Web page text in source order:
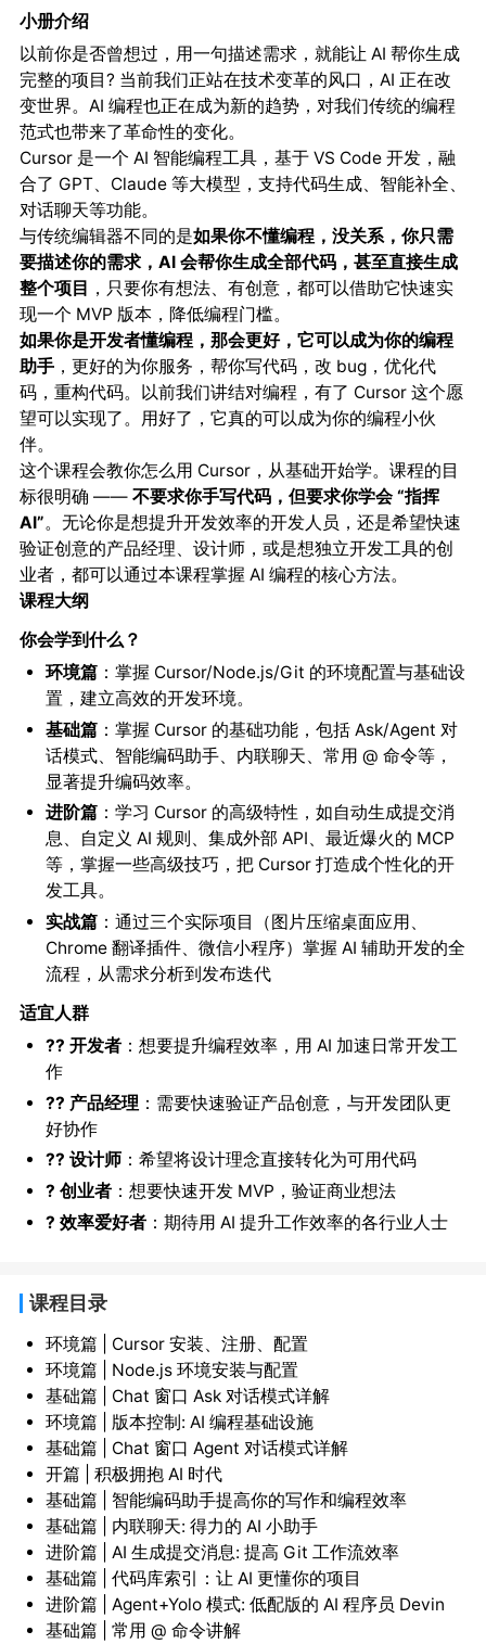
小册介绍
以前你是否曾想过，用一句描述需求，就能让 AI 帮你生成
完整的项目? 当前我们正站在技术变革的风口，AI 正在改
变世界。AI 编程也正在成为新的趋势，对我们传统的编程
范式也带来了革命性的变化。
Cursor 是一个 AI 智能编程工具，基于 VS Code 开发，融
合了 GPT、Claude 等大模型，支持代码生成、智能补全、
对话聊天等功能。
与传统编辑器不同的是如果你不懂编程，没关系，你只需
要描述你的需求，AI 会帮你生成全部代码，甚至直接生成
整个项目 ，只要你有想法、有创意，都可以借助它快速实
现一个 MVP 版本，降低编程门槛。
如果你是开发者懂编程，那会更好，它可以成为你的编程
助手，更好的为你服务，帮你写代码，改 bug，优化代
码，重构代码。以前我们讲结对编程，有了 Cursor 这个愿
望可以实现了。用好了，它真的可以成为你的编程小伙
伴。
这个课程会教你怎么用 Cursor，从基础开始学。课程的目
标很明确 —— 不要求你手写代码，但要求你学会 “指挥
AI”。无论你是想提升开发效率的开发人员，还是希望快速
验证创意的产品经理、设计师，或是想独立开发工具的创
业者，都可以通过本课程掌握 AI 编程的核心方法。
课程大纲
你会学到什么？
环境篇：掌握 Cursor/Node.js/Git 的环境配置与基础设
置，建立高效的开发环境。
基础篇：掌握 Cursor 的基础功能，包括 Ask/Agent 对
话模式、智能编码助手、内联聊天、常用 @ 命令等，
显著提升编码效率。
进阶篇：学习 Cursor 的高级特性，如自动生成提交消
息、自定义 AI 规则、集成外部 API、最近爆火的 MCP
等，掌握一些高级技巧，把 Cursor 打造成个性化的开
发工具。
实战篇：通过三个实际项目（图片压缩桌面应用、
Chrome 翻译插件、微信小程序）掌握 AI 辅助开发的全
流程，从需求分析到发布迭代
适宜人群
?‍? 开发者：想要提升编程效率，用 AI 加速日常开发工
作
?‍? 产品经理 ：需要快速验证产品创意，与开发团队更
好协作
?‍? 设计师：希望将设计理念直接转化为可用代码
? 创业者：想要快速开发 MVP，验证商业想法
? 效率爱好者：期待用 AI 提升工作效率的各行业人士
课程目录
环境篇 | Cursor 安装、注册、配置
环境篇 | Node.js 环境安装与配置
基础篇 | Chat 窗口 Ask 对话模式详解
环境篇 | 版本控制: AI 编程基础设施
基础篇 | Chat 窗口 Agent 对话模式详解
开篇 | 积极拥抱 AI 时代
基础篇 | 智能编码助手提高你的写作和编程效率
基础篇 | 内联聊天: 得力的 AI 小助手
进阶篇 | AI 生成提交消息: 提高 Git 工作流效率
基础篇 | 代码库索引：让 AI 更懂你的项目
进阶篇 | Agent+Yolo 模式: 低配版的 AI 程序员 Devin
基础篇 | 常用 @ 命令讲解